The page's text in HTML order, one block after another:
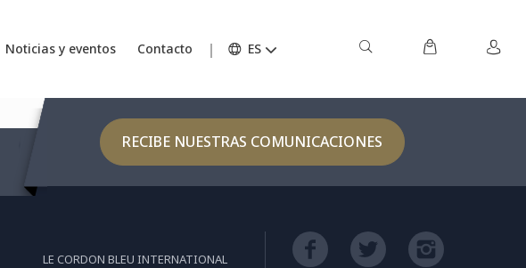
Noticias y eventos Contacto ES
RECIBE NUESTRAS COMUNICACIONES
LE CORDON BLEU INTERNATIONAL